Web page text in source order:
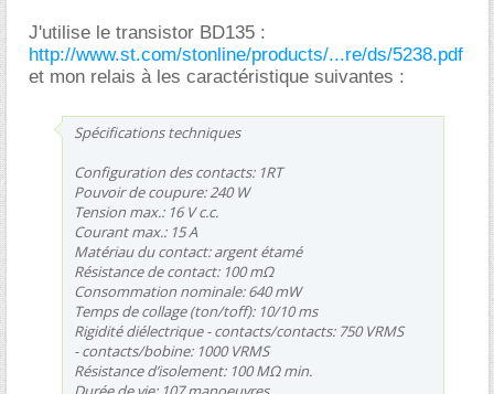
J'utilise le transistor BD135 :
http://www.st.com/stonline/products/...re/ds/5238.pdf
et mon relais à les caractéristique suivantes :
Spécifications techniques
Configuration des contacts: 1RT
Pouvoir de coupure: 240 W
Tension max.: 16 V c.c.
Courant max.: 15 A
Matériau du contact: argent étamé
Résistance de contact: 100 mΩ
Consommation nominale: 640 mW
Temps de collage (ton/toff): 10/10 ms
Rigidité diélectrique - contacts/contacts: 750 VRMS
- contacts/bobine: 1000 VRMS
Résistance d’isolement: 100 MΩ min.